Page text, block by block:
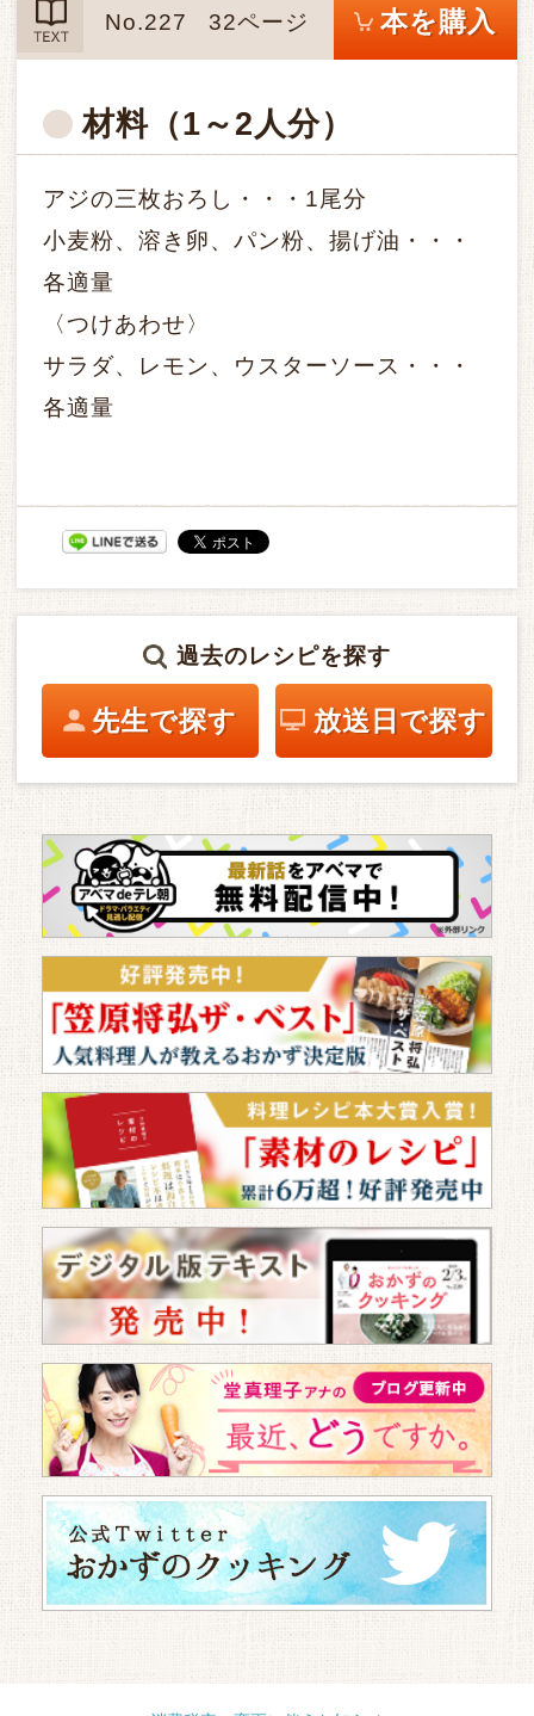
TEXT
No.227 32ページ 本を購入
材料 （1～2人分）
アジの三枚おろし・・・1尾分
小麦粉、溶き卵、パン粉、揚げ油・・・
各適量
〈つけあわせ〉
サラダ、レモン、ウスターソース・・・
各適量
過去のレシピを探す
先生で探す 放送日で探す